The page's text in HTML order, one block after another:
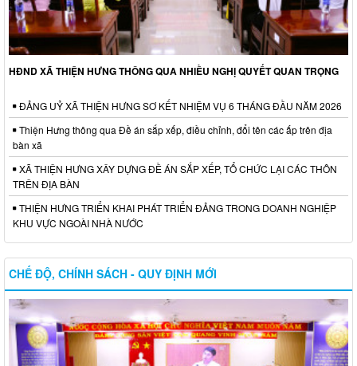
HĐND XÃ THIỆN HƯNG THÔNG QUA NHIỀU NGHỊ QUYẾT QUAN TRỌNG
ĐẢNG UỶ XÃ THIỆN HƯNG SƠ KẾT NHIỆM VỤ 6 THÁNG ĐẦU NĂM 2026
Thiện Hưng thông qua Đề án sắp xếp, điều chỉnh, đổi tên các ấp trên địa
bàn xã
XÃ THIỆN HƯNG XÂY DỰNG ĐỀ ÁN SẮP XẾP, TỔ CHỨC LẠI CÁC THÔN
TRÊN ĐỊA BÀN
THIỆN HƯNG TRIỂN KHAI PHÁT TRIỂN ĐẢNG TRONG DOANH NGHIỆP
KHU VỰC NGOÀI NHÀ NƯỚC
CHẾ ĐỘ, CHÍNH SÁCH - QUY ĐỊNH MỚI